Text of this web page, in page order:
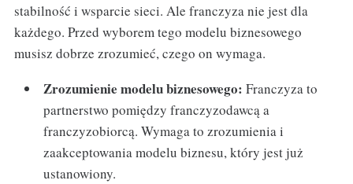
stabilność i wsparcie sieci. Ale franczyza nie jest dla
każdego. Przed wyborem tego modelu biznesowego
musisz dobrze zrozumieć, czego on wymaga.
Zrozumienie modelu biznesowego: Franczyza to
partnerstwo pomiędzy franczyzodawcą a
franczyzobiorcą. Wymaga to zrozumienia i
zaakceptowania modelu biznesu, który jest już
ustanowiony.